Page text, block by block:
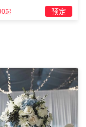
怎样做菜最好呢？下面浪
气球求婚创意，一起来看
最打动人心也也能表达爱意的求婚创意策划，写有爱的誓言的气球求婚
起 预定